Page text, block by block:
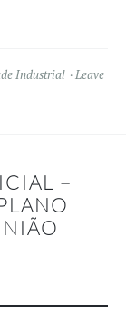
Industrial
Leave
–